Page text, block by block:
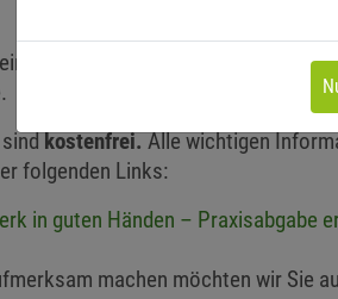
dabei zu sein bei unseren
sindkostenfrei.Alle wichtigen
folgenden Links:
in guten Händen – Praxisabgabe
machen möchten wir Sie